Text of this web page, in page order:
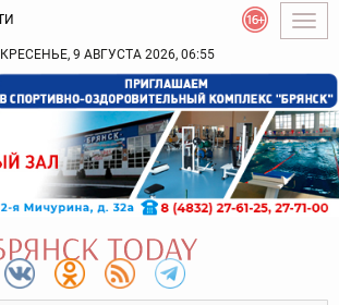
9 АВГУСТА 2026, 06:55